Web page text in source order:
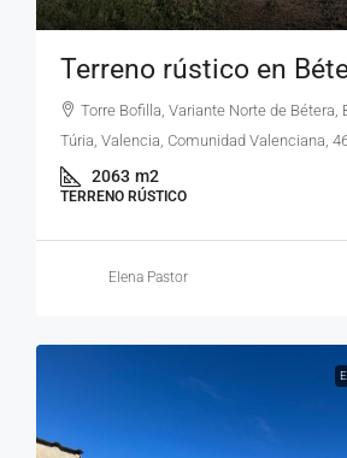
Terreno rústico en
Torre Bofilla, Variante Norte de Bétera,
Túria, Valencia, Comunidad Valenciana,
2063 m2
TERRENO RÚSTICO
Elena Pastor